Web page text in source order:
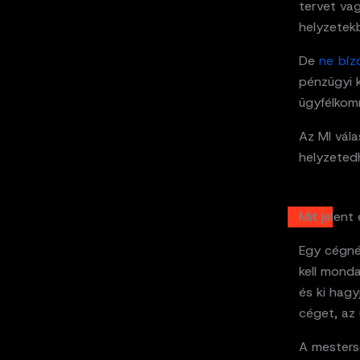
tervet
De ne
pénzügyi
Az MI
Mit jelent
Egy
kell
és ki
céget, az
A